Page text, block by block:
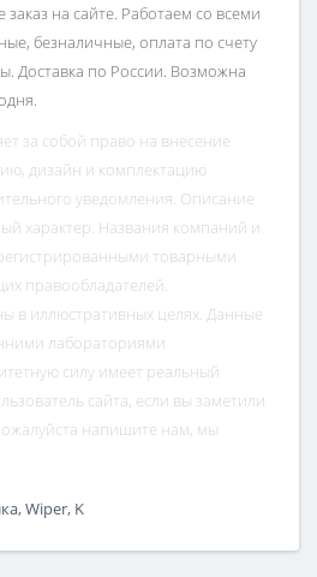
на сайте. Работаем со всеми
безналичные, оплата по счету
Доставка по России. Возможна
за собой право на внесение
дизайн и комплектацию
уведомления. Описание
характер. Названия компаний и
товарными
правообладателей.
в иллюстративных целях. Данные
лабораториями
силу имеет реальный
сайта, если вы заметили
напишите нам, мы
,Wiper, K